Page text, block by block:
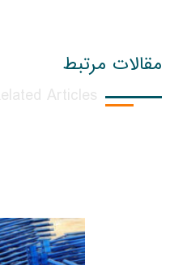
مقالات مرتبط
Articles